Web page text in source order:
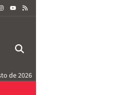
INSTAGRAM
de 2026